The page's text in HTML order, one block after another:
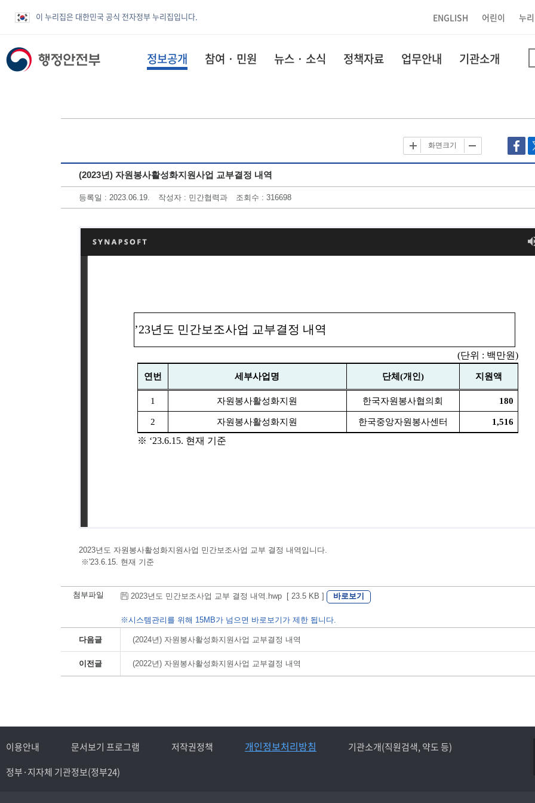
이 누리집은 대한민국 공식 전자정부 누리집입니다. ENGLISH 어린이 누
정보공개 참여 · 민원 뉴스 · 소식 정책자료 업무안내 기관소개
화면크기
(2023년) 자원봉사활성화지원사업 교부결정 내역
등록일 : 2023.06.19. 작성자 : 민간협력과 조회수 : 316698
2023년도 자원봉사활성화지원사업 민간보조사업 교부 결정 내역입니다.
※'23.6.15. 현재 기준
첨부파일 2023년도 민간보조사업 교부 결정 내역.hwp [ 23.5 KB ] 바로보기
※시스템관리를 위해 15MB가 넘으면 바로보기가 제한 됩니다.
다음글 (2024년) 자원봉사활성화지원사업 교부결정 내역
이전글 (2022년) 자원봉사활성화지원사업 교부결정 내역
이용안내 문서보기 프로그램 저작권정책 개인정보처리방침
기관소개(직원검색, 약도 등)
정부·지자체 기관정보(정부24)